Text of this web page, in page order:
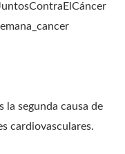
la segunda causa de
cardiovasculares.